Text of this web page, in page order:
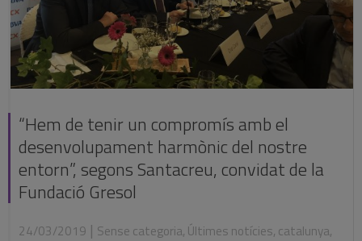
“Hem de tenir un compromís amb el
desenvolupament harmònic del nostre
entorn”, segons Santacreu, convidat de la
Fundació Gresol
24/03/2019 | Sense categoria, Últimes notícies, catalunya,